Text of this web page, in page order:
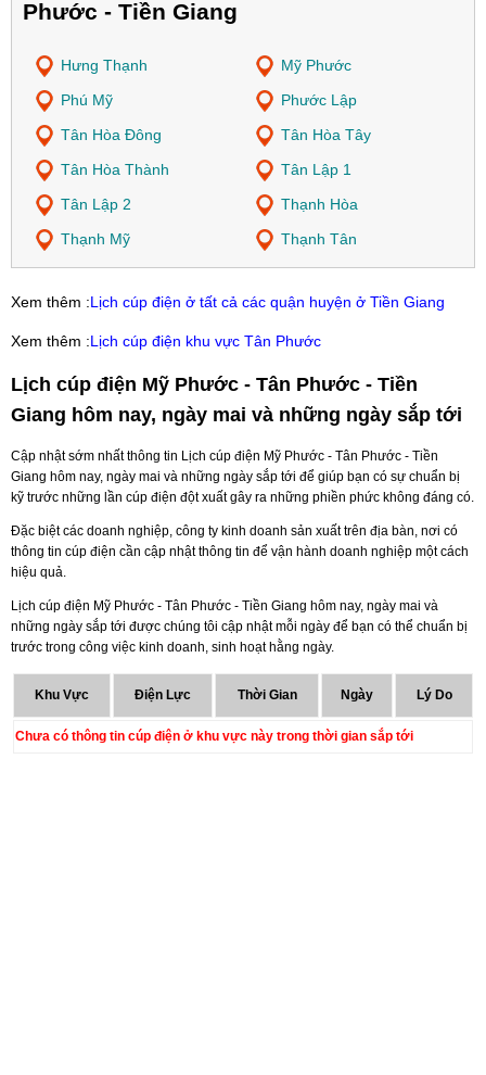
Phước - Tiền Giang
Hưng Thạnh
Mỹ Phước
Phú Mỹ
Phước Lập
Tân Hòa Đông
Tân Hòa Tây
Tân Hòa Thành
Tân Lập 1
Tân Lập 2
Thạnh Hòa
Thạnh Mỹ
Thạnh Tân
Xem thêm :Lịch cúp điện ở tất cả các quận huyện ở Tiền Giang
Xem thêm :Lịch cúp điện khu vực Tân Phước
Lịch cúp điện Mỹ Phước - Tân Phước - Tiền
Giang hôm nay, ngày mai và những ngày sắp tới
Cập nhật sớm nhất thông tin Lịch cúp điện Mỹ Phước - Tân Phước - Tiền
Giang hôm nay, ngày mai và những ngày sắp tới để giúp bạn có sự chuẩn bị
kỹ trước những lần cúp điện đột xuất gây ra những phiền phức không đáng có.
Đặc biệt các doanh nghiệp, công ty kinh doanh sản xuất trên địa bàn, nơi có
thông tin cúp điện cần cập nhật thông tin để vận hành doanh nghiệp một cách
hiệu quả.
Lịch cúp điện Mỹ Phước - Tân Phước - Tiền Giang hôm nay, ngày mai và
những ngày sắp tới được chúng tôi cập nhật mỗi ngày để bạn có thể chuẩn bị
trước trong công việc kinh doanh, sinh hoạt hằng ngày.
Khu Vực Điện Lực Thời Gian Ngày Lý Do
Chưa có thông tin cúp điện ở khu vực này trong thời gian sắp tới